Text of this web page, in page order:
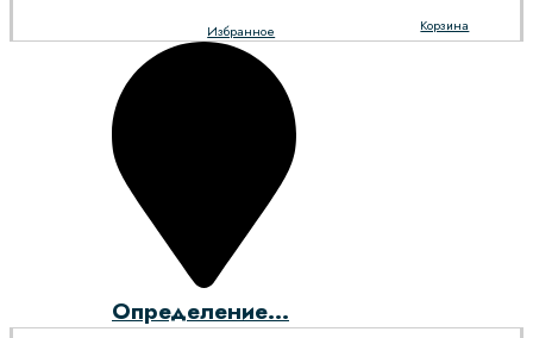
Корзина
Избранное
Определение...